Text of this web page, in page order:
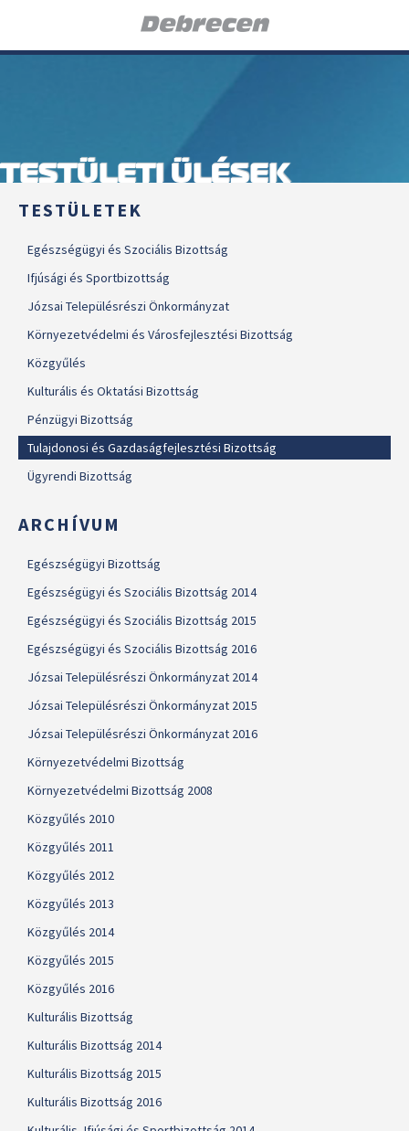
TESTÜLETI ÜLÉSEK
TESTÜLETEK
Egészségügyi és Szociális Bizottság
Ifjúsági és Sportbizottság
Józsai Településrészi Önkormányzat
Környezetvédelmi és Városfejlesztési Bizottság
Közgyűlés
Kulturális és Oktatási Bizottság
Pénzügyi Bizottság
Tulajdonosi és Gazdaságfejlesztési Bizottság
Ügyrendi Bizottság
ARCHÍVUM
Egészségügyi Bizottság
Egészségügyi és Szociális Bizottság 2014
Egészségügyi és Szociális Bizottság 2015
Egészségügyi és Szociális Bizottság 2016
Józsai Településrészi Önkormányzat 2014
Józsai Településrészi Önkormányzat 2015
Józsai Településrészi Önkormányzat 2016
Környezetvédelmi Bizottság
Környezetvédelmi Bizottság 2008
Közgyűlés 2010
Közgyűlés 2011
Közgyűlés 2012
Közgyűlés 2013
Közgyűlés 2014
Közgyűlés 2015
Közgyűlés 2016
Kulturális Bizottság
Kulturális Bizottság 2014
Kulturális Bizottság 2015
Kulturális Bizottság 2016